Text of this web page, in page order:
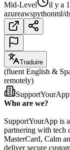
Mid-Level
il y a
azureawspythonml/
Traduire
(fluent English &
remotely)
SupportYourApp
Who are we?
SupportYourApp is
partnering with tech
MasterCard, Calm
deliver secure